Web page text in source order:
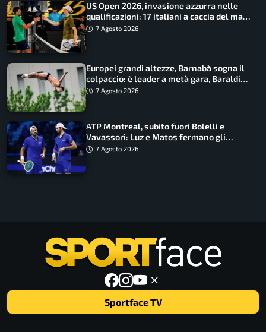
US Open 2026, invasione azzurra nelle
qualificazioni: 17 italiani a caccia del main
draw7 Agosto 2026
Europei grandi altezze, Barnabà sogna il
colpaccio: è leader a metà gara, Baraldi
ancora in corsa
7 Agosto 2026
ATP Montreal, subito fuori Bolelli e
Vavassori: Luz e Matos fermano gli
azzurri
7 Agosto 2026
Sportface TV